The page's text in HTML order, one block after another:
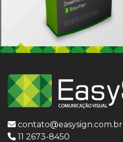
contato@easysign.com.br
11 2673-8450